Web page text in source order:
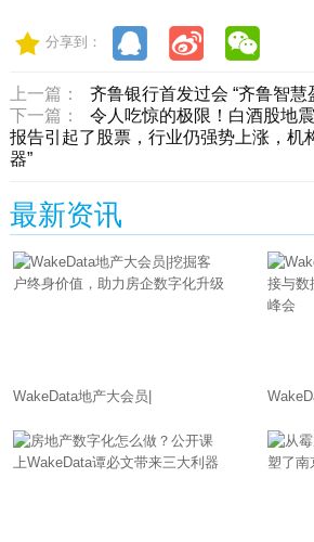
分享到：
上一篇：
齐鲁银行首发过会 “齐鲁智慧
下一篇：
令人吃惊的极限！白酒股地
报告引起了股票，行业仍强势上涨，机
器”
最新资讯
WakeData地产大会员|